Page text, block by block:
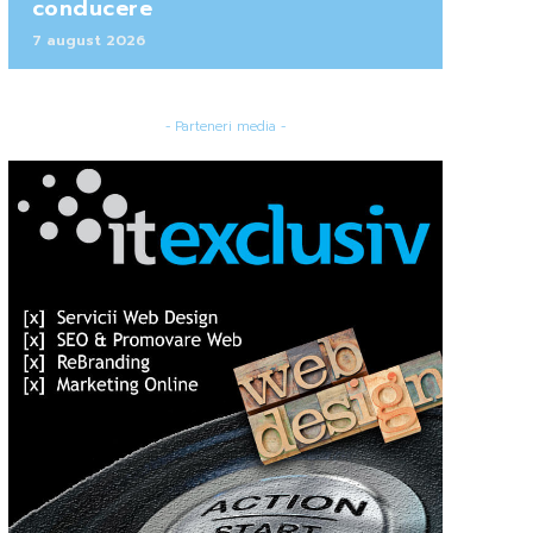
conducere
7 august 2026
- Parteneri media -